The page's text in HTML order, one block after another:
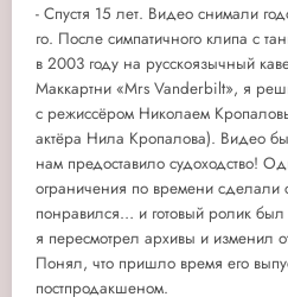
- Спустя 15 лет. Видео снимали
го. После симпатичного клипа с
в 2003 году на русскоязычный
Маккартни «Mrs Vanderbilt», я
с режиссёром Николаем
актёра Нила Кропалова). Видео
нам предоставило судоходство!
ограничения по времени сделали
понравился… и готовый ролик
я пересмотрел архивы и изменил
Понял, что пришло время его
постпродакшеном.